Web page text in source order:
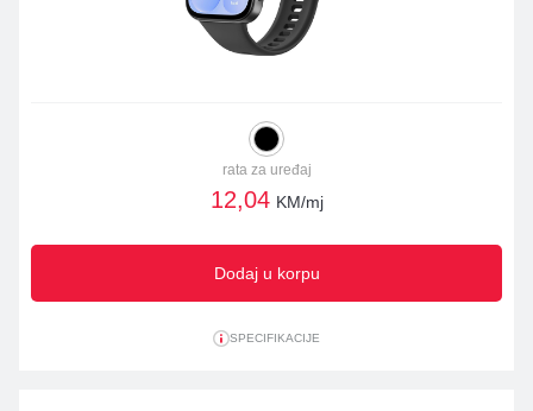
rata za uređaj
12,04 KM/mj
Dodaj u korpu
SPECIFIKACIJE